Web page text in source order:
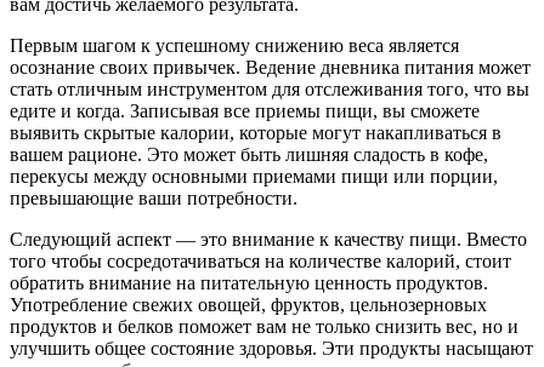
Первым шагом к успешному снижению веса является
осознание своих привычек. Ведение дневника питания может
стать отличным инструментом для отслеживания того, что вы
едите и когда. Записывая все приемы пищи, вы сможете
выявить скрытые калории, которые могут накапливаться в
вашем рационе. Это может быть лишняя сладость в кофе,
перекусы между основными приемами пищи или порции,
превышающие ваши потребности.
Следующий аспект — это внимание к качеству пищи. Вместо
того чтобы сосредотачиваться на количестве калорий, стоит
обратить внимание на питательную ценность продуктов.
Употребление свежих овощей, фруктов, цельнозерновых
продуктов и белков поможет вам не только снизить вес, но и
улучшить общее состояние здоровья. Эти продукты насыщают